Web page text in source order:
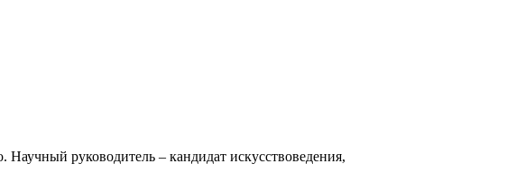
Научный руководитель – кандидат искусствоведения,